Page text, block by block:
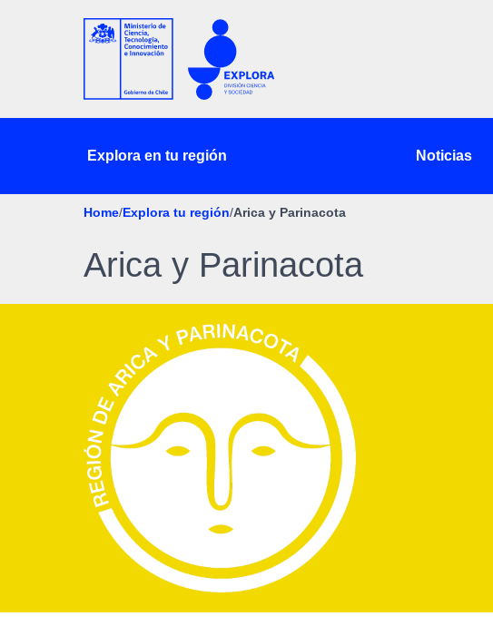
Explora en tu región Noticias
Home/Explora tu región/Arica y Parinacota
Arica y Parinacota